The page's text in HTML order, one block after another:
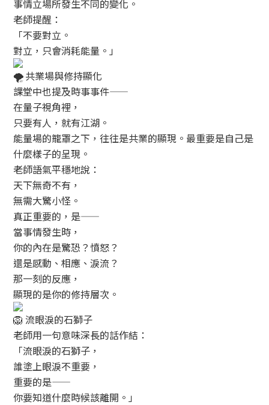
事情立場所發生不同的變化。
老師提醒：
「不要對立。
對立，只會消耗能量。」
共業場與修持顯化
課堂中也提及時事事件——
在量子視角裡，
只要有人，就有江湖。
能量場的籠罩之下，往往是共業的顯現。最重要是自己是
什麼樣子的呈現。
老師語氣平穩地說：
天下無奇不有，
無需大驚小怪。
真正重要的，是——
當事情發生時，
你的內在是驚恐？憤怒？
還是感動、相應、淚流？
那一刻的反應，
顯現的是你的修持層次。
流眼淚的石獅子
老師用一句意味深長的話作結：
「流眼淚的石獅子，
誰塗上眼淚不重要，
重要的是——
你要知道什麼時候該離開。」